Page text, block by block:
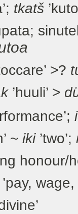
tkatš
>?
’huuli’ >
~ iki’two’;
honour/
wage,